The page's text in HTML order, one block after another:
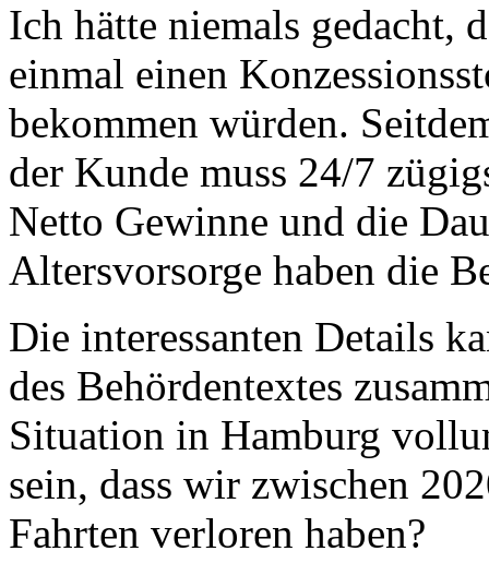
Ich hätte niemals gedacht,
einmal einen
bekommen würden.
der Kunde muss 24/7
Netto Gewinne und die
Altersvorsorge haben die
Die interessanten Details
des Behördentextes
Situation in Hamburg
sein, dass wir zwischen
Fahrten verloren haben?